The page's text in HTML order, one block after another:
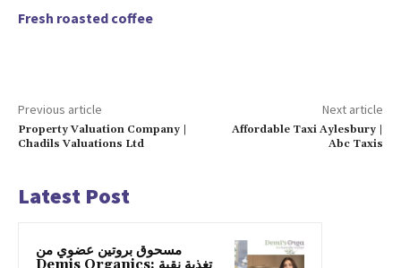
Fresh roasted coffee
Previous article
Property Valuation Company |
Chadils Valuations Ltd
Next article
Affordable Taxi Aylesbury |
Abc Taxis
Latest Post
مسحوق بروتين عضوي من